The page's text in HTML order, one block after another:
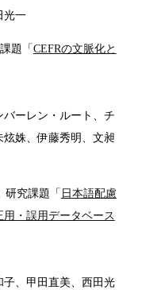
光一
題「CEFRの文脈化と
ーレン・ルート、チ
姝、伊藤秀明、文昶
研究課題「 日本語配慮
・誤用データベース
、甲田直美、西田光